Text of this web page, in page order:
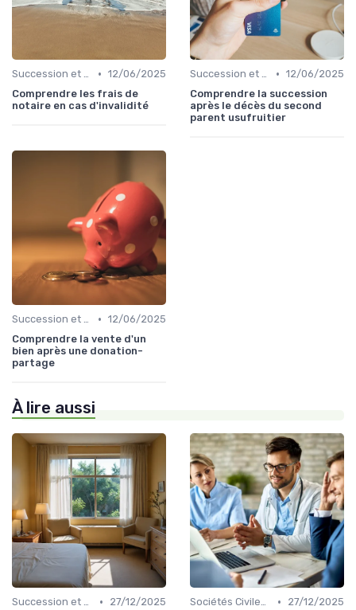
Succession et Transmission de Patrimoine • 12/06/2025
Comprendre les frais de
notaire en cas d'invalidité
Succession et Transmission de Patrimoine • 12/06/2025
Comprendre la succession
après le décès du second
parent usufruitier
Succession et Transmission de Patrimoine • 12/06/2025
Comprendre la vente d'un
bien après une donation-
partage
À lire aussi
Succession et Transmission de Patrimoine •
27/12/2025
Sociétés Civiles de Placement Immobilier (SCPI) •
27/12/2025